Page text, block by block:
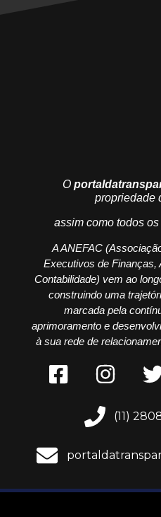
O
propriedade
assim como todos
A ANEFAC
Executivos de Finanças,
Contabilidade) vem ao
construindo uma
marcada pela
aprimoramento e
à sua rede de
(11)